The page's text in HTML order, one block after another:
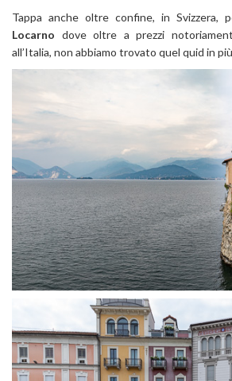
Tappa anche oltre confine, in Svizzera,
Locarno dove oltre a prezzi
all’Italia, non abbiamo trovato quel quid in